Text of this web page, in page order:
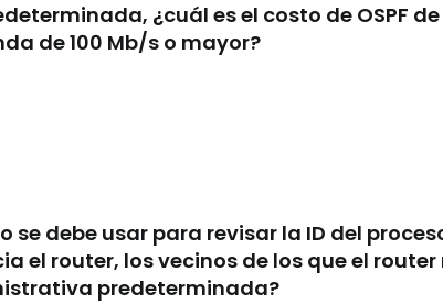
¿cuál es el costo de OSPF
de 100 Mb/s o mayor?
se debe usar para revisar la ID del
el router, los vecinos de los que el
predeterminada?